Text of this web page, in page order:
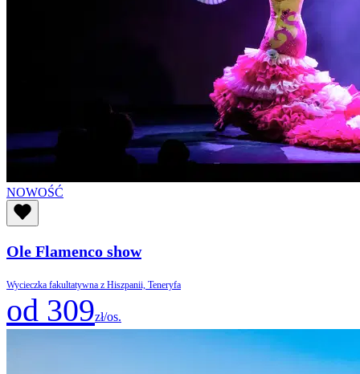
NOWOŚĆ
Ole Flamenco show
Wycieczka fakultatywna z Hiszpanii, Teneryfa
od 309zł/os.